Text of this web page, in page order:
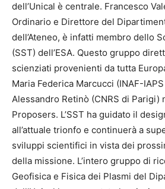
dell’Unical è centrale. Francesco
Ordinario e Direttore del
dell’Ateneo, è infatti membro dello
(SST) dell’ESA. Questo gruppo
scienziati provenienti da tutta
Maria Federica Marcucci (INAF-
Alessandro Retinò (CNRS di Parigi)
Proposers. L’SST ha guidato il
all’attuale trionfo e continuerà a
sviluppi scientifici in vista dei
della missione. L’intero gruppo di
Geofisica e Fisica dei Plasmi del